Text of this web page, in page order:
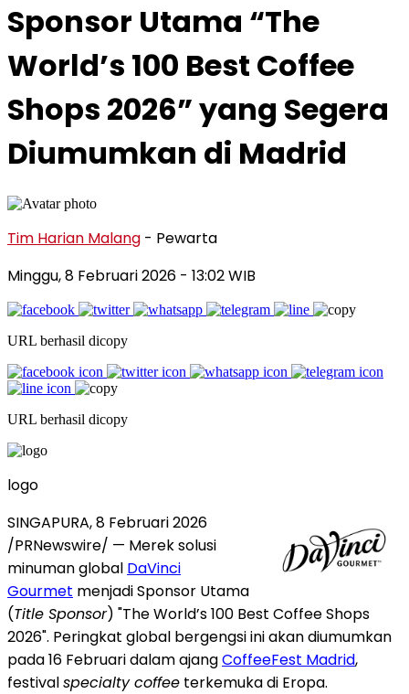
Sponsor Utama “The
World’s 100 Best Coffee
Shops 2026” yang Segera
Diumumkan di Madrid
Tim Harian Malang - Pewarta
Minggu, 8 Februari 2026 - 13:02 WIB
URL berhasil dicopy
URL berhasil dicopy
logo
SINGAPURA, 8 Februari 2026
/PRNewswire/ — Merek solusi
minuman global DaVinci
Gourmet menjadi Sponsor Utama
(Title Sponsor) "The World’s 100 Best Coffee Shops
2026". Peringkat global bergengsi ini akan diumumkan
pada 16 Februari dalam ajangCoffeeFest Madrid,
festivalspecialty coffee terkemuka di Eropa.